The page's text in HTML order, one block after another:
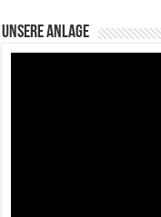
Unsere Anlage